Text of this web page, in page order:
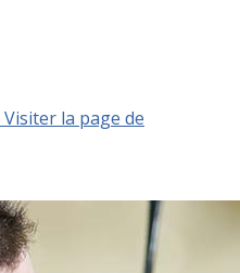
Visiter la page de